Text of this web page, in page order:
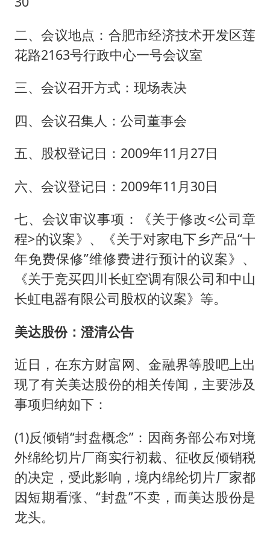
二、会议地点：合肥市经济技术开发区莲
花路2163号行政中心一号会议室
三、会议召开方式：现场表决
四、会议召集人：公司董事会
五、股权登记日：2009年11月27日
六、会议登记日：2009年11月30日
七、会议审议事项：《关于修改<公司章
程>的议案》、《关于对家电下乡产品“十
年免费保修”维修费进行预计的议案》、
《关于竞买四川长虹空调有限公司和中山
长虹电器有限公司股权的议案》等。
美达股份：澄清公告
近日，在东方财富网、金融界等股吧上出
现了有关美达股份的相关传闻，主要涉及
事项归纳如下：
(1)反倾销“封盘概念”：因商务部公布对境
外绵纶切片厂商实行初裁、征收反倾销税
的决定，受此影响，境内绵纶切片厂家都
因短期看涨、“封盘”不卖，而美达股份是
龙头。